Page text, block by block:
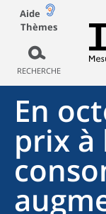
Aide
Thèmes
RECHERCHE
En
prix à